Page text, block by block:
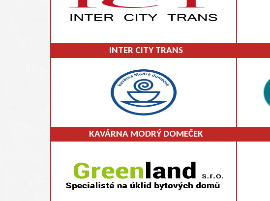
INTER CITY TRANS
KAVÁRNA MODRÝ DOMEČEK